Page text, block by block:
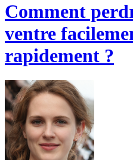
Comment
ventre
rapidement ?